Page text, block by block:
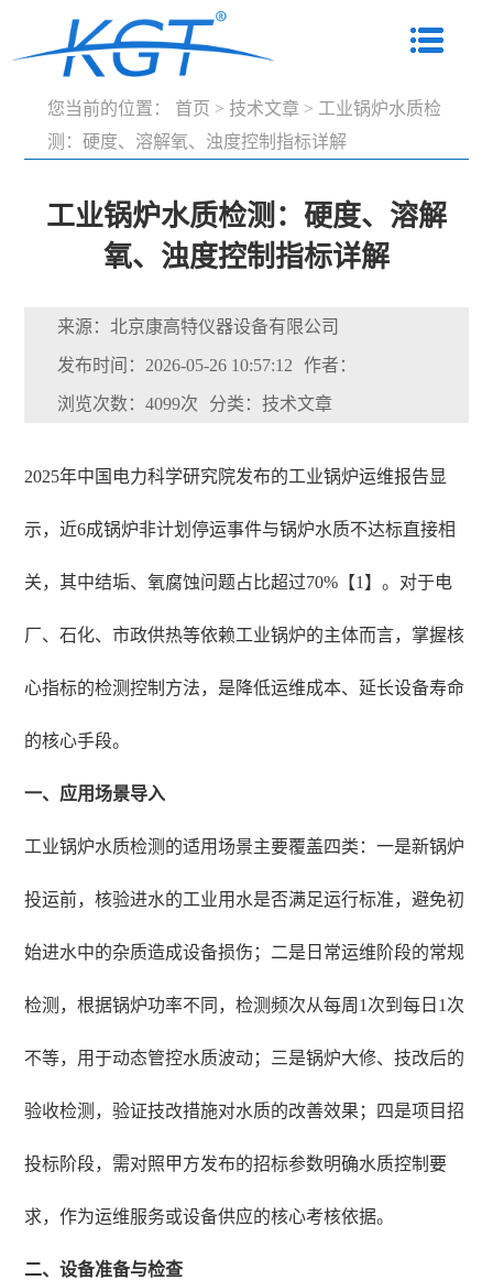
您当前的位置： 首页 > 技术文章 > 工业锅炉水质检
测：硬度、溶解氧、浊度控制指标详解
工业锅炉水质检测：硬度、溶解
氧、浊度控制指标详解
来源：北京康高特仪器设备有限公司
发布时间：2026-05-26 10:57:12 作者：
浏览次数：4099次 分类：技术文章
2025年中国电力科学研究院发布的工业锅炉运维报告显
示，近6成锅炉非计划停运事件与锅炉水质不达标直接相
关，其中结垢、氧腐蚀问题占比超过70%【1】。对于电
厂、石化、市政供热等依赖工业锅炉的主体而言，掌握核
心指标的检测控制方法，是降低运维成本、延长设备寿命
的核心手段。
一、应用场景导入
工业锅炉水质检测的适用场景主要覆盖四类：一是新锅炉
投运前，核验进水的工业用水是否满足运行标准，避免初
始进水中的杂质造成设备损伤；二是日常运维阶段的常规
检测，根据锅炉功率不同，检测频次从每周1次到每日1次
不等，用于动态管控水质波动；三是锅炉大修、技改后的
验收检测，验证技改措施对水质的改善效果；四是项目招
投标阶段，需对照甲方发布的招标参数明确水质控制要
求，作为运维服务或设备供应的核心考核依据。
二、设备准备与检查